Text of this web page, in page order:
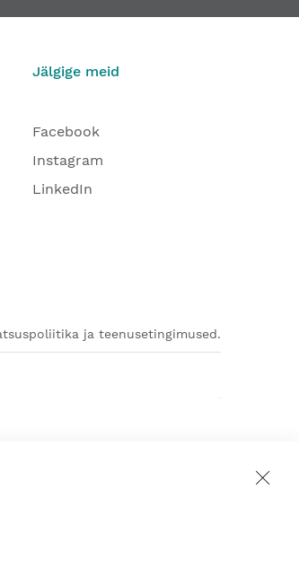
Jälgige meid
Facebook
Instagram
LinkedIn
ja teenusetingimused.